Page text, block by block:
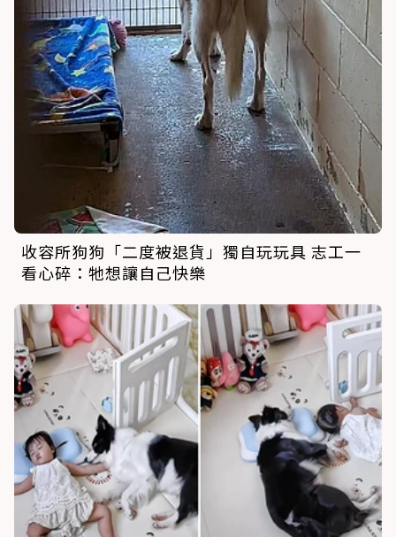
收容所狗狗「二度被退貨」獨自玩玩具 志工一
看心碎：牠想讓自己快樂